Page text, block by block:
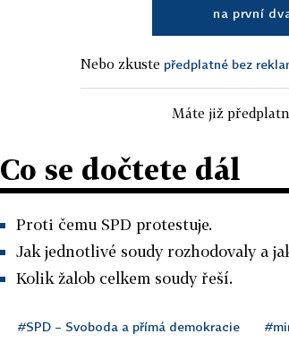
na první
Nebo zkuste předplatné bez
Máte již
Co se dočtete dál
Proti čemu SPD protestuje.
Jak jednotlivé soudy rozhodovaly a
Kolik žalob celkem soudy řeší.
#SPD – Svoboda a přímá demokracie